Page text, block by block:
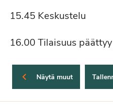
15.45 Keskustelu
16.00 Tilaisuus päättyy
Näytä muut